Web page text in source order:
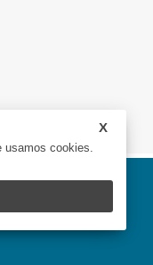
usamos cookies.